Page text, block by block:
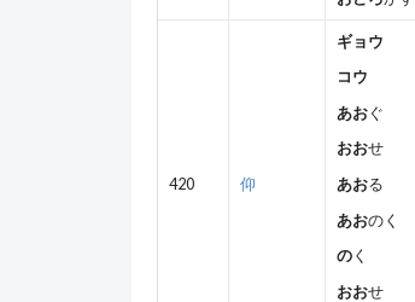
420 仰
ギョウ
コウ
あお ぐ
おおせ
あおる
あおのく
の く
おおせ